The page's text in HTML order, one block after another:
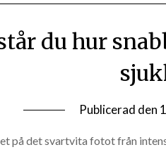
du hur
Publicerad den
på det svartvita fotot från